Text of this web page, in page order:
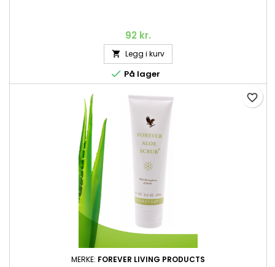
92 kr.
 Legg i kurv
 På lager
MERKE: FOREVER LIVING PRODUCTS
favorite_border